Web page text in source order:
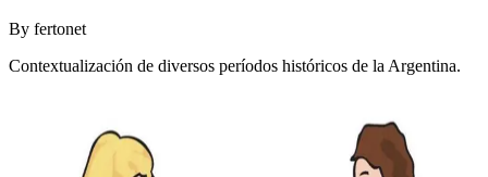
By fertonet
Contextualización de diversos períodos históricos de la Argentina.